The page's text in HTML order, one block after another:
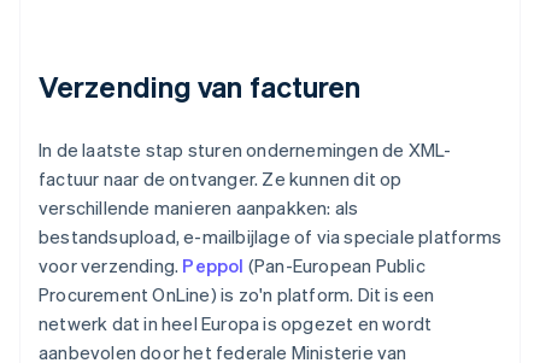
Verzending van facturen
In de laatste stap sturen ondernemingen de XML-
factuur naar de ontvanger. Ze kunnen dit op
verschillende manieren aanpakken: als
bestandsupload, e-mailbijlage of via speciale platforms
voor verzending. Peppol (Pan-European Public
Procurement OnLine) is zo'n platform. Dit is een
netwerk dat in heel Europa is opgezet en wordt
aanbevolen door het federale Ministerie van